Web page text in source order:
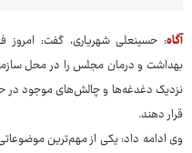
آگاه: حسینعلی شهریاری، گفت:
بهداشت و درمان مجلس را در محل
نزدیک دغدغه‌ها و چالش‌های موجود در
قرار دهند.
وی ادامه داد: یکی از مهم‌ترین